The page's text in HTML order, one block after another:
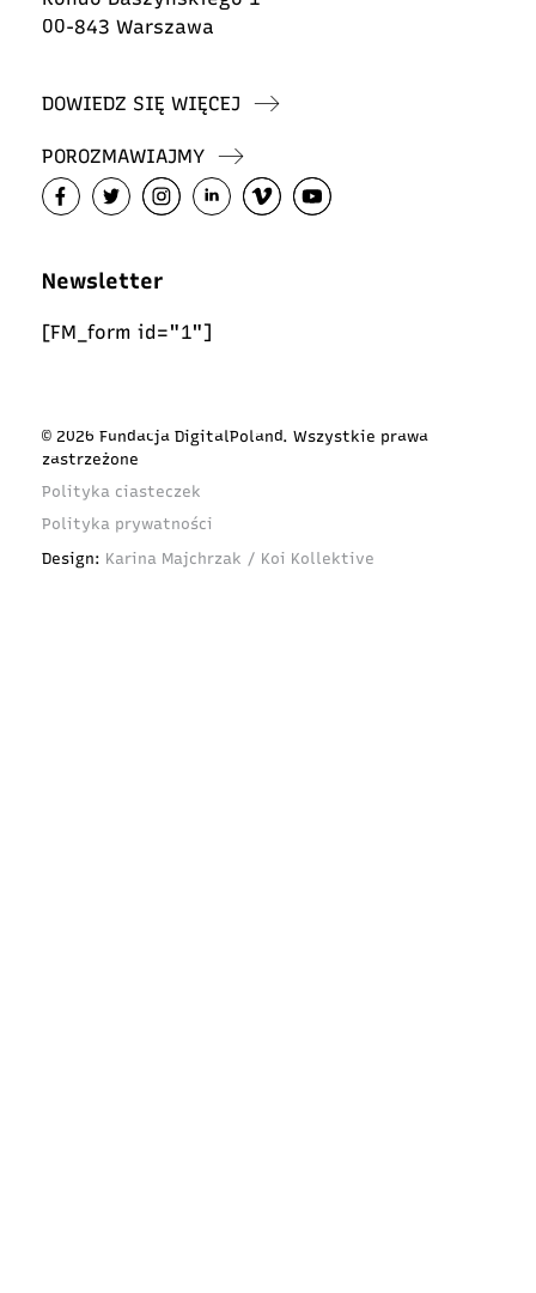
00-843 Warszawa
DOWIEDZ SIĘ WIĘCEJ
POROZMAWIAJMY
Newsletter
[FM_form id="1"]
© 2026 Fundacja DigitalPoland. Wszystkie prawa
zastrzeżone
Polityka ciasteczek
Polityka prywatności
Design: Karina Majchrzak / Koi Kollektive